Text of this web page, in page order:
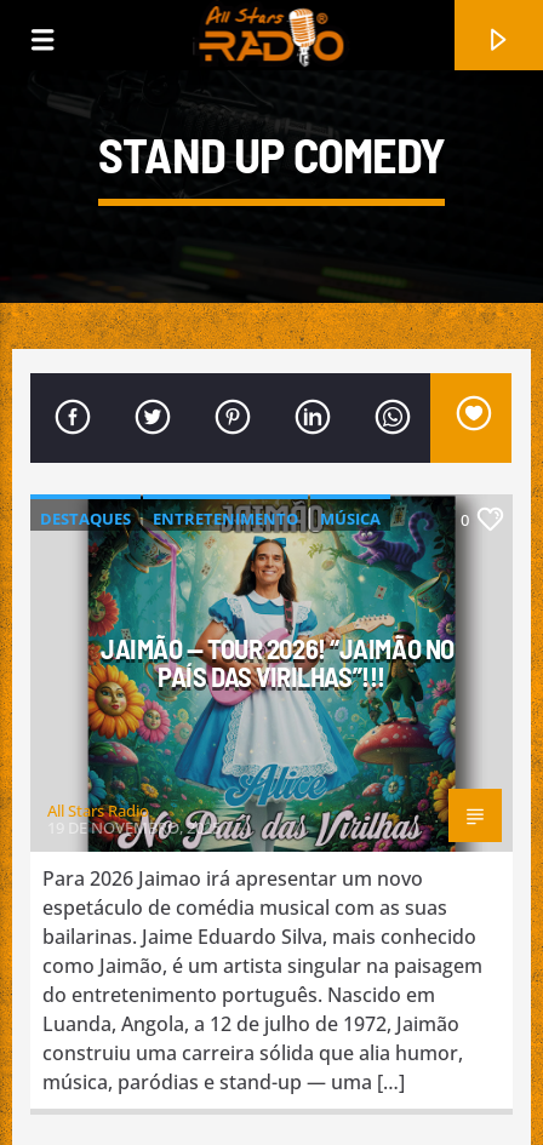
2023
ZOO
Emissão da All Stars Radio
STAND UP COMEDY
DESTAQUES ENTRETENIMENTO
MÚSICA
MÚSICA AO VIVO
NACIONAL
NOTÍCIAS
PROMOÇÃO DE ARTISTA
PROMOÇÃO DE BANDAS
STAND UP COMEDY
0
JAIMÃO — TOUR 2026! “JAIMÃO NO
PAÍS DAS VIRILHAS”!!!
All Stars Radio
19 DE NOVEMBRO, 2025
Para 2026 Jaimao irá apresentar um novo
espetáculo de comédia musical com as suas
bailarinas. Jaime Eduardo Silva, mais conhecido
como Jaimão, é um artista singular na paisagem
do entretenimento português. Nascido em
Luanda, Angola, a 12 de julho de 1972, Jaimão
construiu uma carreira sólida que alia humor,
música, paródias e stand-up — uma […]